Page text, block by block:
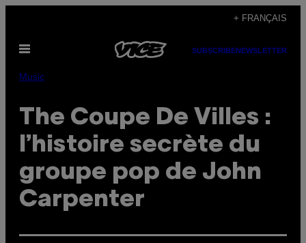
content
+ FRANÇAIS
Open
SUBSCRIBENEWSLETTER
Music
The Coupe De Villes :
l’histoire secrète du
groupe pop de John
Carpenter